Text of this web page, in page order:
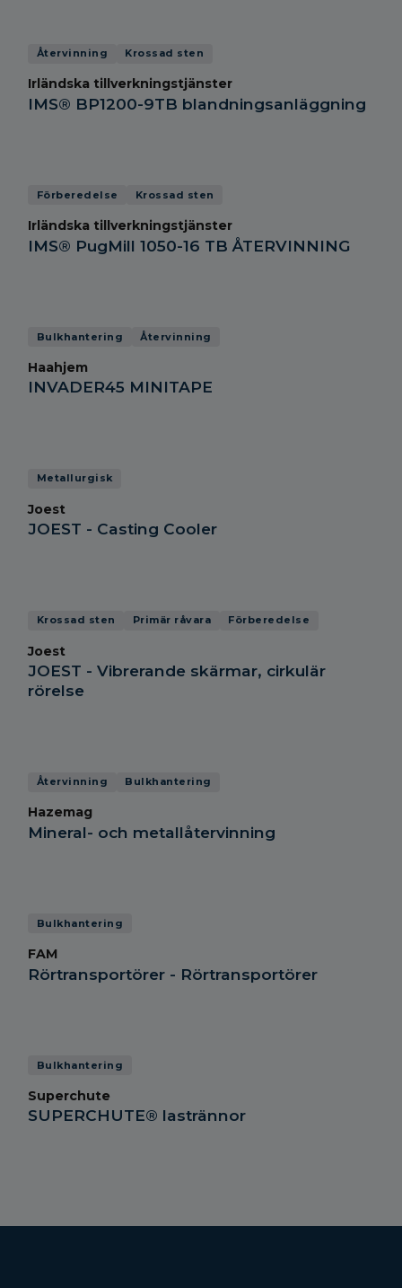
Återvinning Krossad sten
Irländska tillverkningstjänster
IMS® BP1200-9TB blandningsanläggning
Förberedelse Krossad sten
Irländska tillverkningstjänster
IMS® PugMill 1050-16 TB ÅTERVINNING
Bulkhantering Återvinning
Haahjem
INVADER45 MINITAPE
Metallurgisk
Joest
JOEST - Casting Cooler
Krossad sten Primär råvara Förberedelse
Joest
JOEST - Vibrerande skärmar, cirkulär
rörelse
Återvinning Bulkhantering
Hazemag
Mineral- och metallåtervinning
Bulkhantering
FAM
Rörtransportörer - Rörtransportörer
Bulkhantering
Superchute
SUPERCHUTE® lastrännor